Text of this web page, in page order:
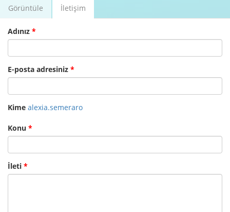
Birincil sekmeler
Görüntüle İletişim
sekme)
Adınız *
E-posta adresiniz *
Kime alexia.semeraro
Konu *
İleti *